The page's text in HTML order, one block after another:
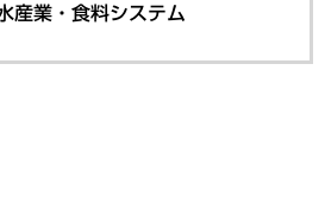
産業・食料システム